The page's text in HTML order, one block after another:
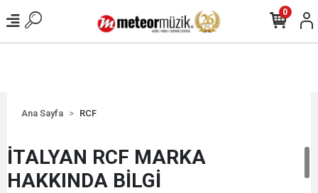
0
Ana Sayfa RCF
İTALYAN RCF MARKA
HAKKINDA BİLGİ